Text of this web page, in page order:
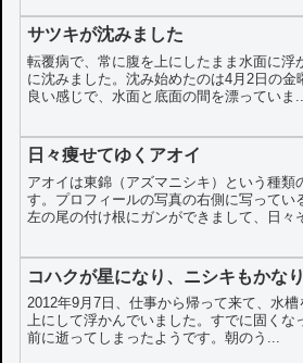
サツキが沈みました
転覆病で、常に腹を上にしたまま水面に浮
に沈みました。沈み始めたのは4月2日の
良い感じで、水面と底面の間を漂っていま...
日々痩せてゆくアオイ
アオイは東錦（アズマニシキ）という種類
す。プロフィールの写真の右側に写ってい
左の尾の付け根にガンができまして、日々
コハクが星になり、ニシキもかな
2012年9月7日、仕事から帰って来て、水
上にして浮かんでいました。すでに固く
前に逝ってしまったようです。朝のう...